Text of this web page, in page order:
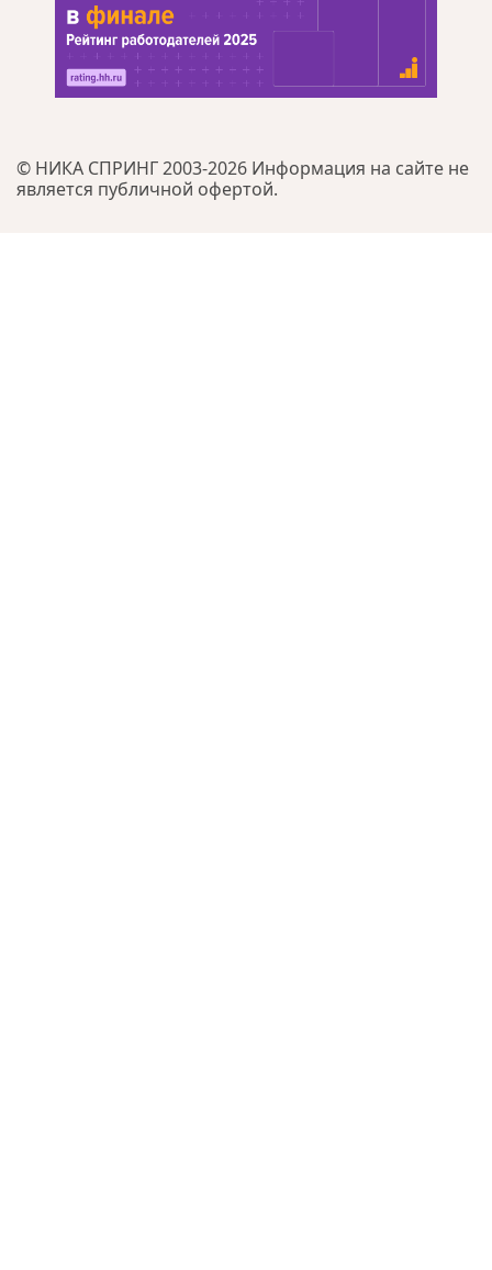
© НИКА СПРИНГ 2003-2026 Информация на сайте не
является публичной офертой.